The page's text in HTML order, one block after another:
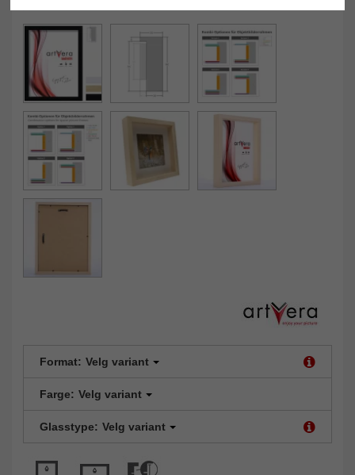
Format: Velg variant
Farge: Velg variant
Glasstype: Velg variant